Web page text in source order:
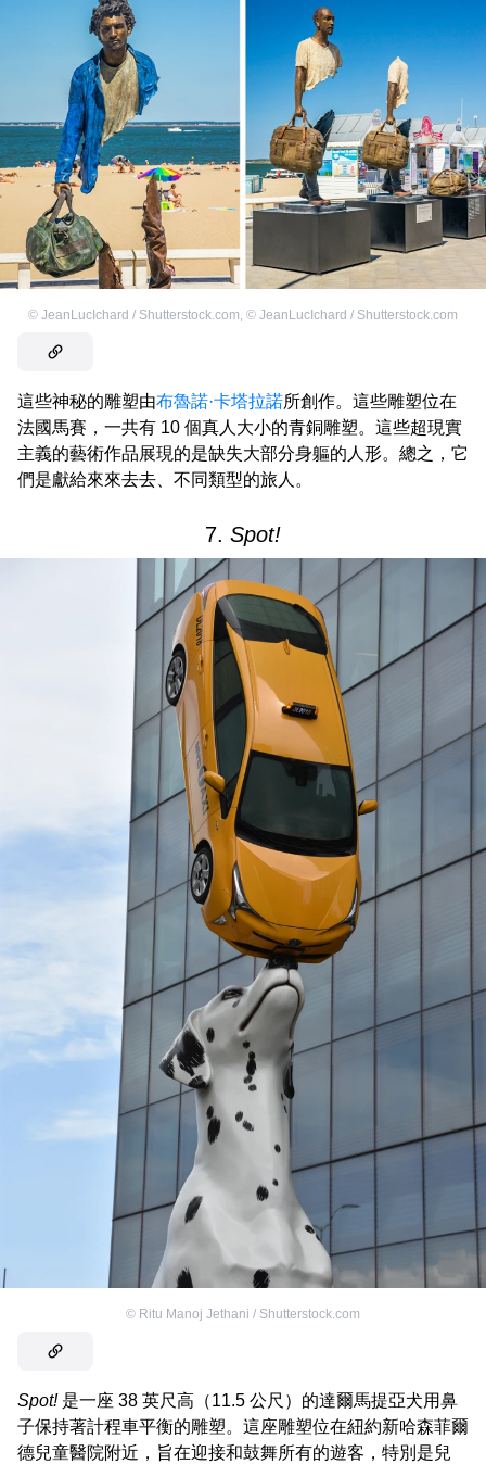
© JeanLucIchard / Shutterstock.com, © JeanLucIchard / Shutterstock.com
這些神秘的雕塑由布魯諾·卡塔拉諾所創作。這些雕塑位在
法國馬賽，一共有 10 個真人大小的青銅雕塑。這些超現實
主義的藝術作品展現的是缺失大部分身軀的人形。總之，它
們是獻給來來去去、不同類型的旅人。
7. Spot!
© Ritu Manoj Jethani / Shutterstock.com
Spot! 是一座 38 英尺高（11.5 公尺）的達爾馬提亞犬用鼻
子保持著計程車平衡的雕塑。這座雕塑位在紐約新哈森菲爾
德兒童醫院附近，旨在迎接和鼓舞所有的遊客，特別是兒